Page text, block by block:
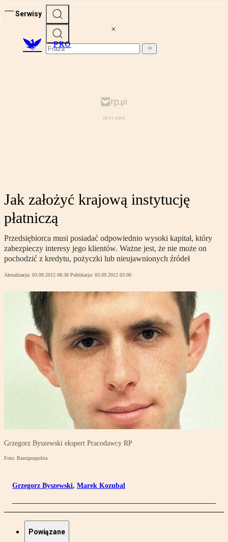
Serwisy
PRO
Jak założyć krajową instytucję
płatniczą
Przedsiębiorca musi posiadać odpowiednio wysoki kapitał, który
zabezpieczy interesy jego klientów. Ważne jest, że nie może on
pochodzić z kredytu, pożyczki lub nieujawnionych źródeł
Aktualizacja: 03.09.2012 08:30 Publikacja: 03.09.2012 03:00
Grzegorz Byszewski ekspert Pracodawcy RP
Foto: Rzeczpospolita
Grzegorz Byszewski, Marek Kozubal
Powiązane